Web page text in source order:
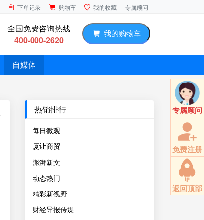
下单记录 购物车 我的收藏 专属顾问
全国免费咨询热线
400-000-2620
我的购物车
自媒体
热销排行
每日微观
厦让商贸
澎湃新文
动态热门
精彩新视野
财经导报传媒
专属顾问
免费注册
返回顶部